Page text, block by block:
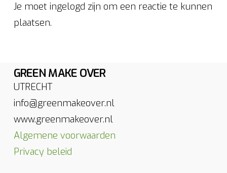
Je moet ingelogd zijn om een reactie te kunnen
plaatsen.
GREEN MAKE OVER
UTRECHT
info@greenmakeover.nl
www.greenmakeover.nl
Algemene voorwaarden
Privacy beleid